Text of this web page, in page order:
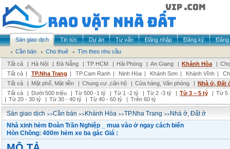
Sàn giao dịch Tin tức Dự án Tư vấn Đăng nhập Đăng ký
Đăng
Cần bán
Cho thuê
Tìm theo nhu cầu
Tất cả
| Hà Nội | Đà Nẵng | TP HCM | Hải Phòng | An Giang | Khánh Hòa |
Tất cả | TP.Nha Trang | TP.Cam Ranh | Ninh Hòa | Khánh Sơn | Khánh Vĩnh |
Tất cả
| Mặt phố, Mặt tiền | Chung cư ,căn hộ | Cửa hàng, Văn phòng | Nhà ở, Đất
Tất cả
| Dưới 500 triệu | Từ 500 -1 tỷ | Từ 1 -2 tỷ | Từ 2 -3 tỷ | Từ 3 – 5 tỷ | Từ 5
| Từ 20 - 30 tỷ | Từ 30 - 40 tỷ | Từ 40 - 60 tỷ | Trên 60 tỷ
Sàn giao dịch >>Cần bán >>Khánh Hòa >>TP.Nha Trang >>Nhà ở, Đất ở
Nhà xinh hẻm Đoàn Trần Nghiệp _ mua vào ở ngay cách biển
Hòn Chồng: 400m hẻm xe ba gác Giá :